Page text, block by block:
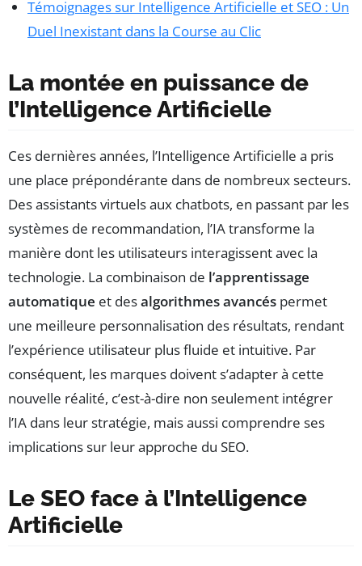
Témoignages sur Intelligence Artificielle et SEO : Un
Duel Inexistant dans la Course au Clic
La montée en puissance de
l’Intelligence Artificielle
Ces dernières années, l’Intelligence Artificielle a pris
une place prépondérante dans de nombreux secteurs.
Des assistants virtuels aux chatbots, en passant par les
systèmes de recommandation, l’IA transforme la
manière dont les utilisateurs interagissent avec la
technologie. La combinaison de l’apprentissage
automatique et desalgorithmes avancés permet
une meilleure personnalisation des résultats, rendant
l’expérience utilisateur plus fluide et intuitive. Par
conséquent, les marques doivent s’adapter à cette
nouvelle réalité, c’est-à-dire non seulement intégrer
l’IA dans leur stratégie, mais aussi comprendre ses
implications sur leur approche du SEO.
Le SEO face à l’Intelligence
Artificielle